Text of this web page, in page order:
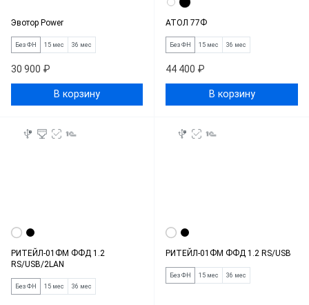
Эвотор Power
Без ФН 15 мес 36 мес
30 900 ₽
В корзину
АТОЛ 77Ф
Без ФН 15 мес 36 мес
44 400 ₽
В корзину
РИТЕЙЛ-01ФМ ФФД 1.2
RS/USB/2LAN
Без ФН 15 мес 36 мес
РИТЕЙЛ-01ФМ ФФД 1.2 RS/USB
Без ФН 15 мес 36 мес